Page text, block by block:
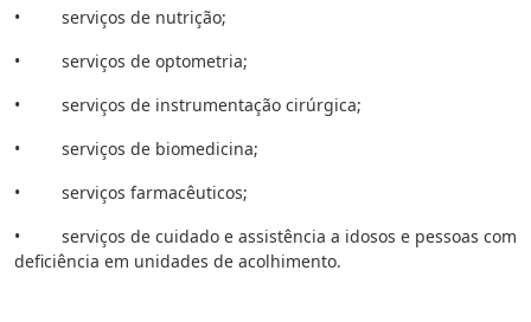
• serviços de nutrição;
• serviços de optometria;
• serviços de instrumentação cirúrgica;
• serviços de biomedicina;
• serviços farmacêuticos;
• serviços de cuidado e assistência a idosos e pessoas com
deficiência em unidades de acolhimento.